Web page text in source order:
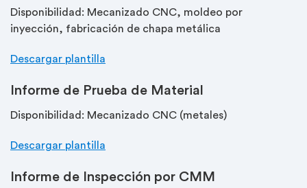
Disponibilidad: Mecanizado CNC, moldeo por
inyección, fabricación de chapa metálica
Descargar plantilla
Informe de Prueba de Material
Disponibilidad: Mecanizado CNC (metales)
Descargar plantilla
Informe de Inspección por CMM